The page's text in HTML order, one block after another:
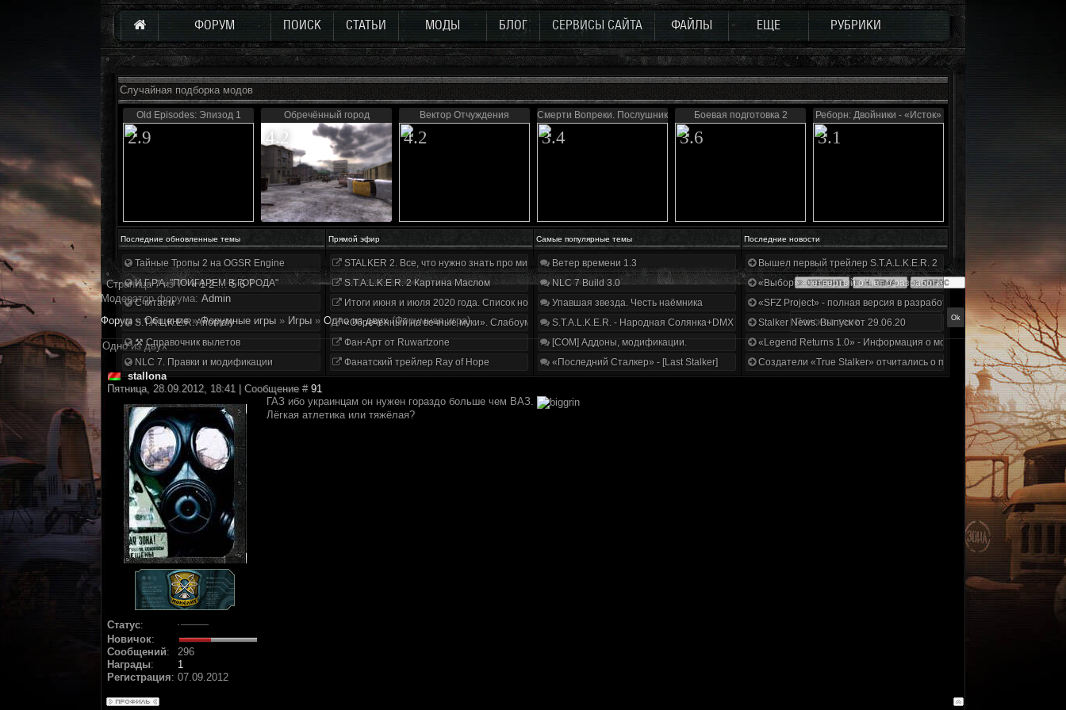
ФОРУМ ПОИСК СТАТЬИ МОДЫ БЛОГ СЕРВИСЫ САЙТА ФАЙЛЫ ЕЩЕ РУБРИКИ
Случайная подборка модов
Old Episodes: Эпизод 1
2.9
Обречённый город
4.2
Вектор Отчуждения
4.2
Смерти Вопреки. Послушник
3.4
Боевая подготовка 2
3.6
Реборн: Двойники - «Исток»
3.1
Последние обновленные темы Прямой эфир Самые популярные темы Последние новости
Тайные Тропы 2 на OGSR Engine
И.Г.Р.А. "ПОИГАРЕМ В ГОРОДА"
Считаем
S.T.A.L.K.E.R. Anomaly
⚒ Справочник вылетов
NLC 7. Правки и модификации
STALKER 2. Все, что нужно знать про мир, геймплей и сюжет | Разбор трейлера
S.T.A.L.K.E.R. 2 Картина Маслом
Итоги июня и июля 2020 года. Список нововведений
«Обречённый на вечные муки». Слабоумие и отвага
Фан-Арт от Ruwartzone
Фанатский трейлер Ray of Hope
Ветер времени 1.3
NLC 7 Build 3.0
Упавшая звезда. Честь наёмника
S.T.A.L.K.E.R. - Народная Солянка+DMX 1.3.5.ООП.МА.К.
[COM] Аддоны, модификации.
«Последний Сталкер» - [Last Stalker]
Вышел первый трейлер S.T.A.L.K.E.R. 2
«Выбор» - четвертый отчет о разработке!
«SFZ Project» - полная версия в разработке!
Stalker News. Выпуск от 29.06.20
«Legend Returns 1.0» - Информация о моде за июнь 2020
Создатели «True Stalker» отчитались о проделанной работе
Страница7из7 « 1 2 … 5 6 7
Модератор форума: Аdmin
Форум » Общение » Форумные игры » Игры » Одно из двух (Форумная игра)
Одно из двух
stallona
Пятница, 28.09.2012, 18:41 | Сообщение # 91
Статус:
Новичок:
Сообщений:
296
Награды:
1
Регистрация: 07.09.2012
ГАЗ ибо украинцам он нужен гораздо больше чем ВАЗ.
Лёгкая атлетика или тяжёлая?